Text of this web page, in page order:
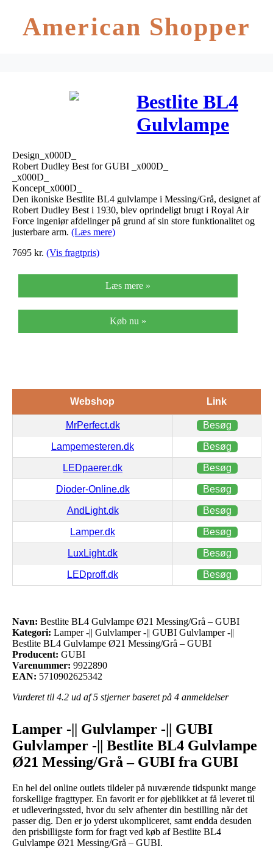
American Shopper
Bestlite BL4
Gulvlampe
Messing/Grå –
GUBI
Design_x000D_
Robert Dudley Best for GUBI _x000D_
_x000D_
Koncept_x000D_
Den ikoniske Bestlite BL4 gulvlampe i Messing/Grå, designet af
Robert Dudley Best i 1930, blev oprindeligt brugt i Royal Air
Force ingeniør afdelinger på grund af sin store funktionalitet og
justerbare arm. (Læs mere)
7695 kr. (Vis fragtpris)
Læs mere »
Køb nu »
Webshop Link
MrPerfect.dk Besøg
Lampemesteren.dk Besøg
LEDpaerer.dk Besøg
Dioder-Online.dk Besøg
AndLight.dk Besøg
Lamper.dk Besøg
LuxLight.dk Besøg
LEDproff.dk Besøg
Navn: Bestlite BL4 Gulvlampe Ø21 Messing/Grå – GUBI
Kategori: Lamper -|| Gulvlamper -|| GUBI Gulvlamper -||
Bestlite BL4 Gulvlampe Ø21 Messing/Grå – GUBI
Producent: GUBI
Varenummer: 9922890
EAN: 5710902625342
Vurderet til 4.2 ud af 5 stjerner baseret på 4 anmeldelser
Lamper -|| Gulvlamper -|| GUBI
Gulvlamper -|| Bestlite BL4 Gulvlampe
Ø21 Messing/Grå – GUBI fra GUBI
En hel del online outlets tildeler på nuværende tidspunkt mange
forskellige fragttyper. En favorit er for øjeblikket at få leveret til
et udleveringssted, hvor du selv afhenter din bestilling når det
passer dig. Den er jo yderst ukompliceret, samt endda desuden
den prisbilligste form for fragt ved køb af Bestlite BL4
Gulvlampe Ø21 Messing/Grå – GUBI.